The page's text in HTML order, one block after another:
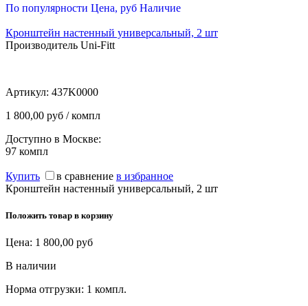
По популярности Цена, руб Наличие
Кронштейн настенный универсальный, 2 шт
Производитель Uni-Fitt
Артикул: 437K0000
1 800,00 руб / компл
Доступно в Москве:
97 компл
Купить в сравнение в избранное
Кронштейн настенный универсальный, 2 шт
Положить товар в корзину
Цена: 1 800,00 руб
В наличии
Норма отгрузки: 1 компл.